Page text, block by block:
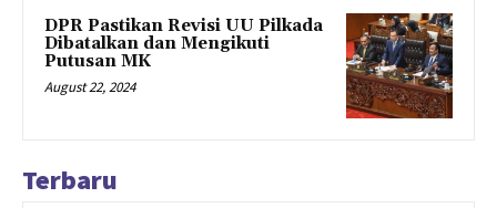
DPR Pastikan Revisi UU Pilkada
Dibatalkan dan Mengikuti
Putusan MK
August 22, 2024
Terbaru